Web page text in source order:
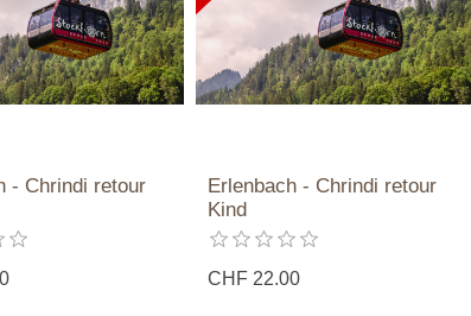
- Chrindi retour
Erlenbach - Chrindi retour
Kind
CHF 22.00